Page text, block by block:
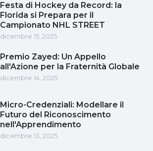
Festa di Hockey da Record: la
Florida si Prepara per il
Campionato NHL STREET
dicembre 15, 2025
Premio Zayed: Un Appello
all'Azione per la Fraternità Globale
dicembre 14, 2025
Micro-Credenziali: Modellare il
Futuro del Riconoscimento
nell'Apprendimento
dicembre 13, 2025